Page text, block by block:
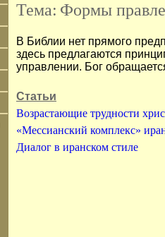
Тема: Формы
В Библии нет прямого
здесь предлагаются
управлении. Бог
Статьи
Возрастающие трудности
«Мессианский комплекс»
Диалог в иранском стиле